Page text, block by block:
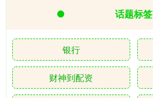
话题标签
银行
财神到配资